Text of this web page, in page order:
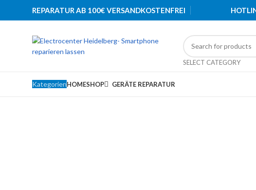
REPARATUR AB 100€ VERSANDKOSTENFREI
SELECT CATEGORY
KategorienHOMESHOP GERÄTE REPARATUR